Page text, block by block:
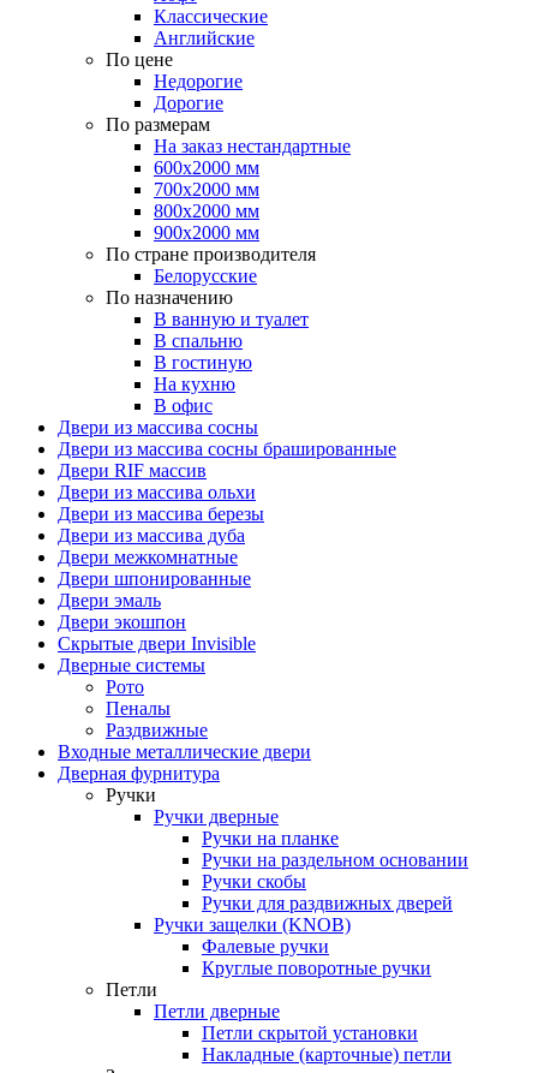
Классические
Английские
По цене
Недорогие
Дорогие
По размерам
На заказ нестандартные
600х2000 мм
700х2000 мм
800х2000 мм
900х2000 мм
По стране производителя
Белорусские
По назначению
В ванную и туалет
В спальню
В гостиную
На кухню
В офис
Двери из массива сосны
Двери из массива сосны брашированные
Двери RIF массив
Двери из массива ольхи
Двери из массива березы
Двери из массива дуба
Двери межкомнатные
Двери шпонированные
Двери эмаль
Двери экошпон
Скрытые двери Invisible
Дверные системы
Рото
Пеналы
Раздвижные
Входные металлические двери
Дверная фурнитура
Ручки
Ручки дверные
Ручки на планке
Ручки на раздельном основании
Ручки скобы
Ручки для раздвижных дверей
Ручки защелки (KNOB)
Фалевые ручки
Круглые поворотные ручки
Петли
Петли дверные
Петли скрытой установки
Накладные (карточные) петли